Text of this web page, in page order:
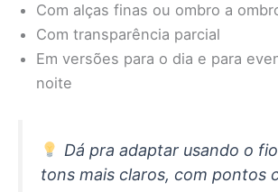
Com alças finas ou ombro a
Com transparência parcial
Em versões para o dia e para
noite
Dá pra adaptar usando o
tons mais claros, com pontos